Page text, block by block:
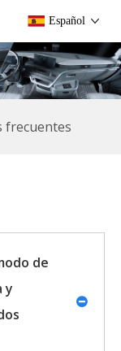
Español
frecuentes
de
y